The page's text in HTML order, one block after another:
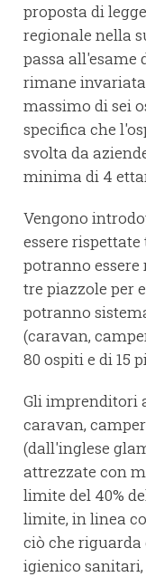
proposta di
regionale nella
passa all'esame
rimane
massimo di sei
specifica che
svolta da
minima di 4
Vengono
essere
potranno
tre piazzole per
potranno
(caravan,
80 ospiti e di 15
Gli imprenditori
caravan,
(dall'inglese
attrezzate con
limite del 40%
limite, in linea
ciò che
igienico